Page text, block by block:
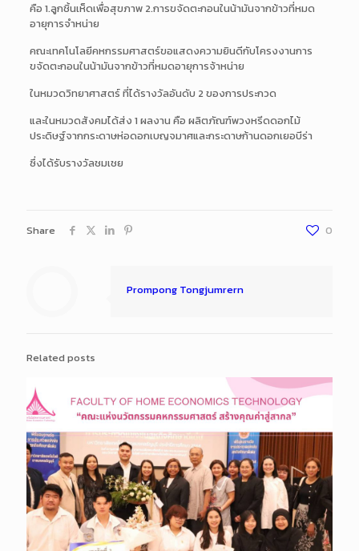
คือ 1.ลูกชิ้นเห็ดเพื่อสุขภาพ 2.การขจัดตะกอนในน้ามันจากข้าวที่หมด
อายุการจำหน่าย
คณะเทคโนโลยีคหกรรมศาสตร์ขอแสดงความยินดีกับโครงงานการ
ขจัดตะกอนในน้ามันจากข้าวที่หมดอายุการจ้าหน่าย
ในหมวดวิทยาศาสตร์ ที่ได้รางวัลอันดับ 2 ของการประกวด
และในหมวดสังคมได้ส่ง 1 ผลงาน คือ ผลิตภัณฑ์พวงหรีดดอกไม้
ประดิษฐ์จากกระดาษห่อดอกเบญจมาศและกระดาษก้านดอกเยอบีร่า
ซึ่งได้รับรางวัลชมเชย
Share 0
Prompong Tongjumrern
Related posts